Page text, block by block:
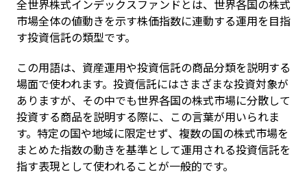
全世界株式インデックスファンドとは、世界各国の株式
市場全体の値動きを示す株価指数に連動する運用を目指
す投資信託の類型です。
この用語は、資産運用や投資信託の商品分類を説明する
場面で使われます。投資信託にはさまざまな投資対象が
ありますが、その中でも世界各国の株式市場に分散して
投資する商品を説明する際に、この言葉が用いられま
す。特定の国や地域に限定せず、複数の国の株式市場を
まとめた指数の動きを基準として運用される投資信託を
指す表現として使われることが一般的です。